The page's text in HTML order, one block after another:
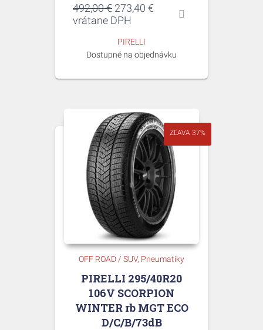
492,00€ Pôvodná
cena
492,00 €.
273,40 € Aktuálna
vrátane DPH
PIRELLI
Dostupné na objednávku
ZĽAVA 37%
OFF ROAD / SUV Pneumatiky
PIRELLI 295/40R20
106V SCORPION
WINTER rb MGT ECO
D/C/B/73dB